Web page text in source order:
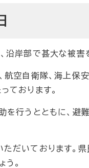
沿岸部で甚大な被害
航空自衛隊、海上保
ております。
行うとともに、避
だいております。
う。